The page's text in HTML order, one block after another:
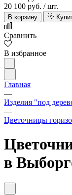
20 100 руб. / шт.
В корзину
Сравнить
В избранное
Главная
—
Изделия "под
—
Цветочницы
в